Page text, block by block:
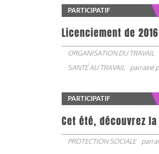
PARTICIPATIF
Licenciement de
ORGANISATION DU TRAVAIL
SANTÉ AU TRAVAIL
parrainé
PARTICIPATIF
Cet été, découvrez
PROTECTION SOCIALE